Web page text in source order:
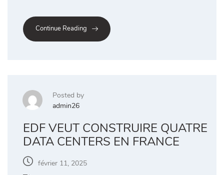
Continue Reading
Posted by
admin26
EDF VEUT CONSTRUIRE QUATRE
DATA CENTERS EN FRANCE
février 11, 2025